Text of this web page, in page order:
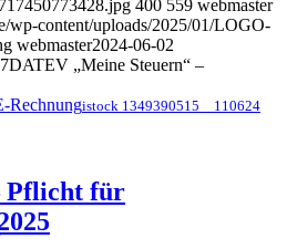
400 559 webmaster
wp-content/uploads/2025/01/LOGO-
webmaster2024-06-02
DATEV „Meine Steuern“ –
istock 1349390515 _ 110624
Pflicht für